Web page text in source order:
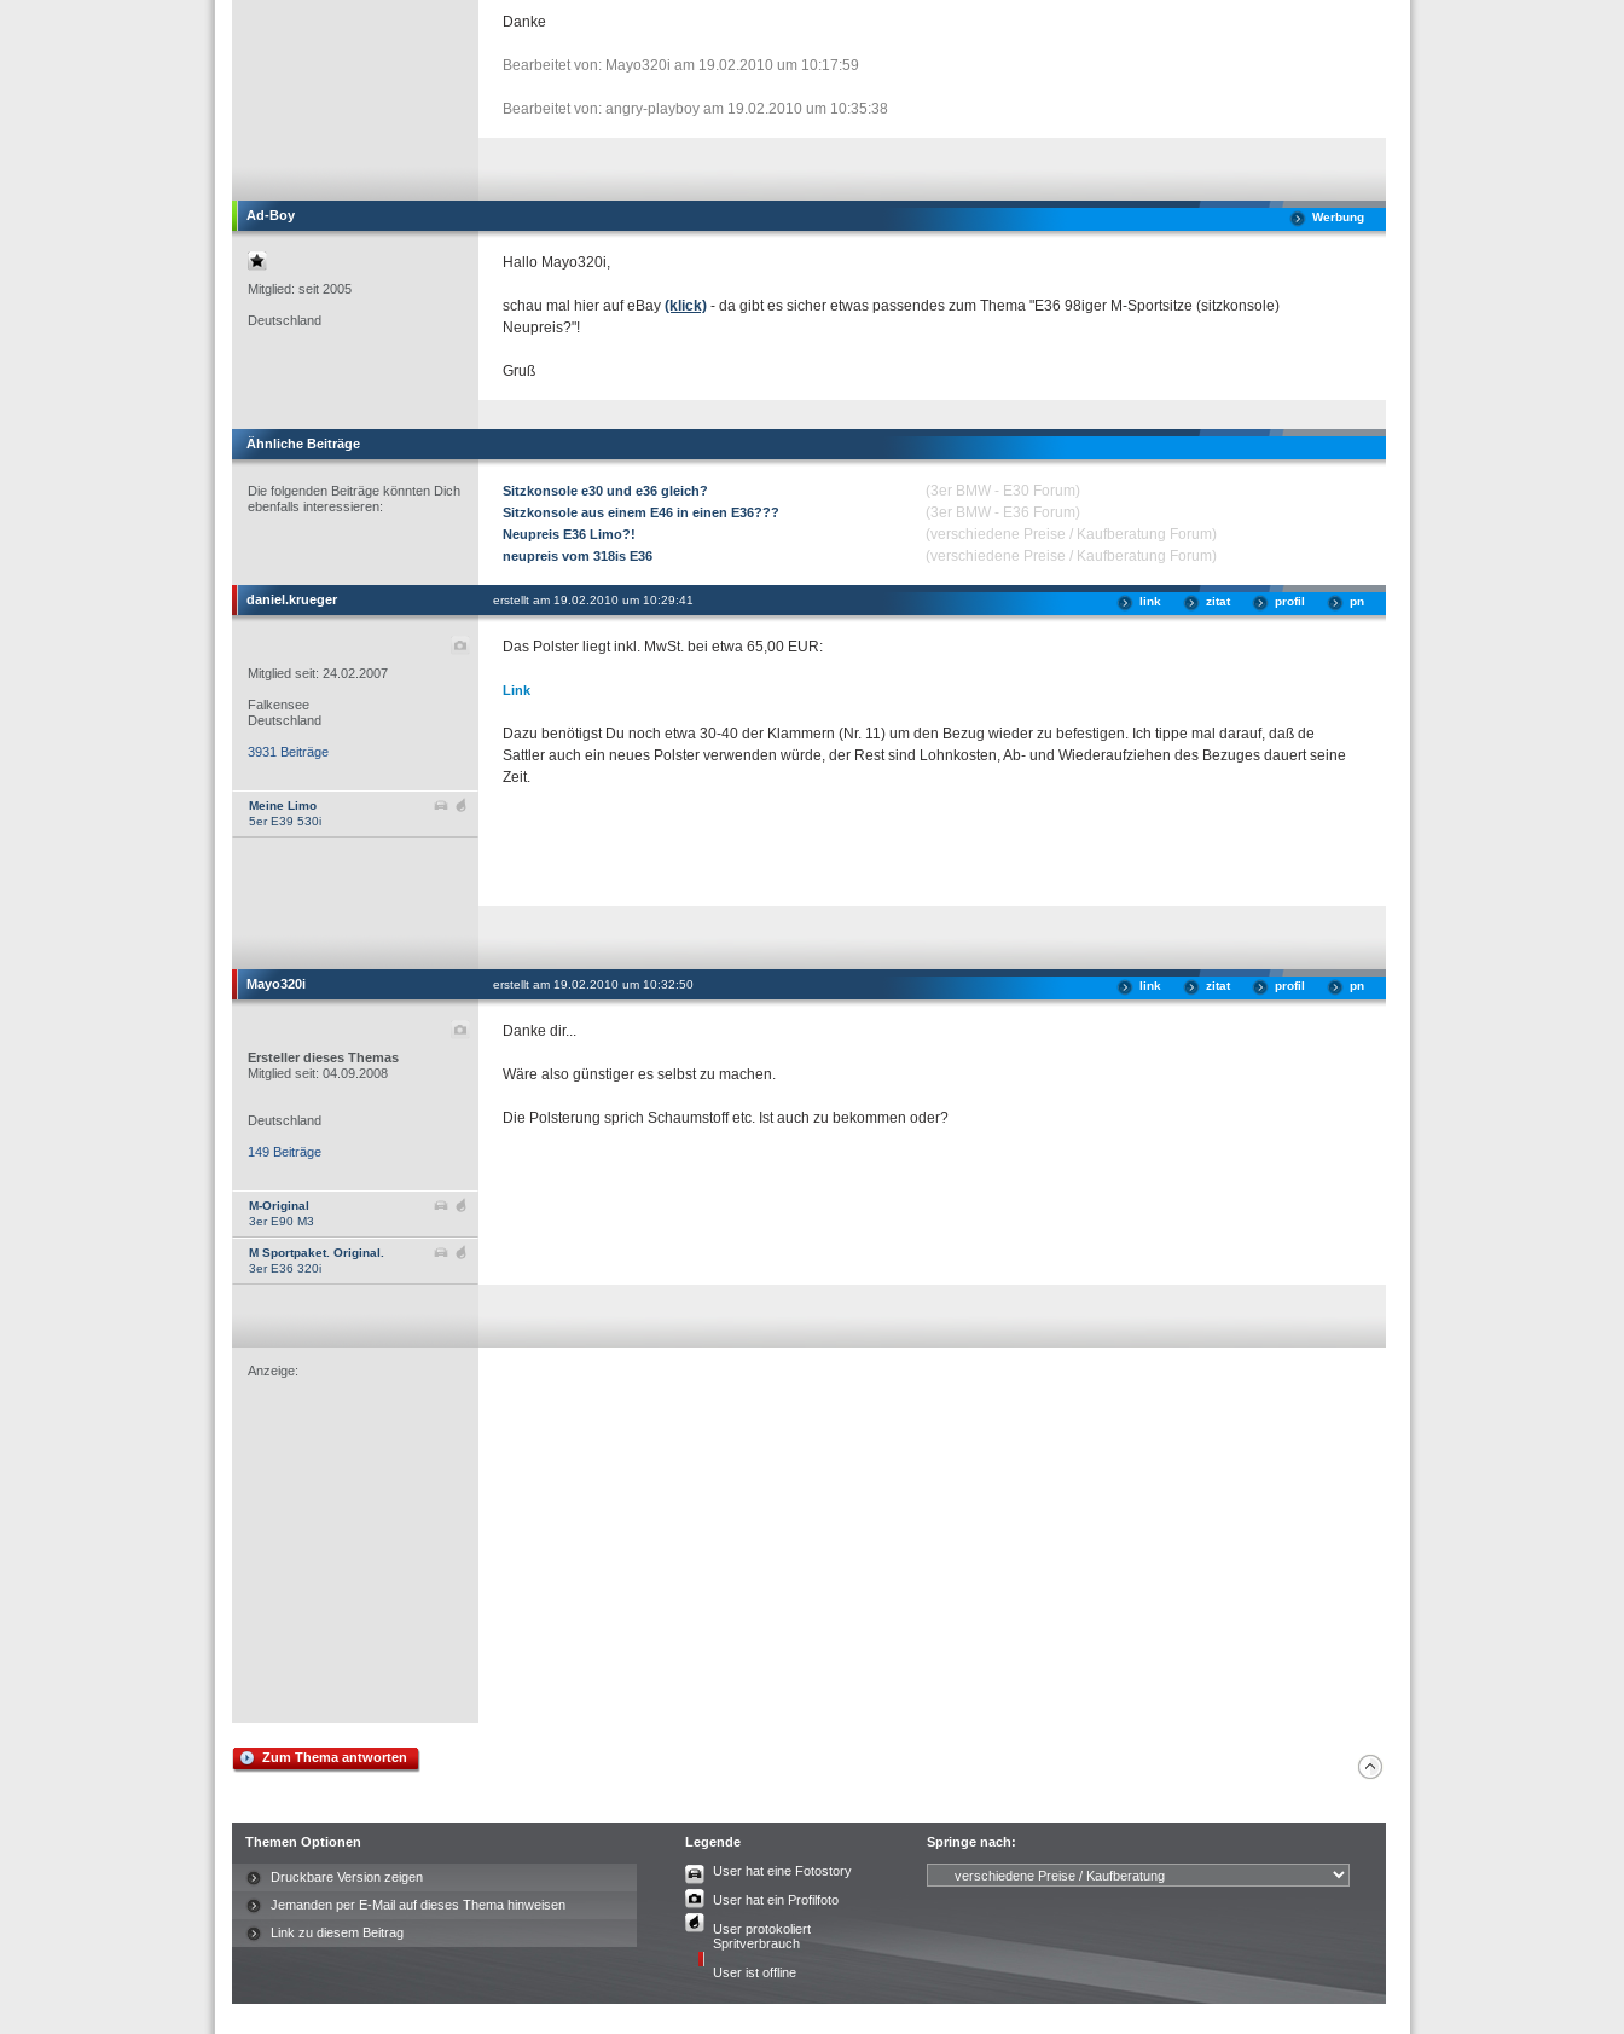
Danke
Bearbeitet von: Mayo320i am 19.02.2010 um 10:17:59
Bearbeitet von: angry-playboy am 19.02.2010 um 10:35:38
Ad-Boy Werbung
Mitglied: seit 2005
Deutschland
Hallo Mayo320i,
schau mal hier auf eBay (klick) - da gibt es sicher etwas passendes zum Thema "E36 98iger M-Sportsitze (sitzkonsole)
Neupreis?"!
Gruß
Ähnliche Beiträge
Die folgenden Beiträge könnten Dich
ebenfalls interessieren:
Sitzkonsole e30 und e36 gleich? (3er BMW - E30 Forum)
Sitzkonsole aus einem E46 in einen E36??? (3er BMW - E36 Forum)
Neupreis E36 Limo?! (verschiedene Preise / Kaufberatung Forum)
neupreis vom 318is E36 (verschiedene Preise / Kaufberatung Forum)
daniel.krueger erstellt am 19.02.2010 um 10:29:41 pn
profil
zitat
link
Mitglied seit: 24.02.2007
Falkensee
Deutschland
3931 Beiträge
Meine Limo
5er E39 530i
Das Polster liegt inkl. MwSt. bei etwa 65,00 EUR:
Link
Dazu benötigst Du noch etwa 30-40 der Klammern (Nr. 11) um den Bezug wieder zu befestigen. Ich tippe mal darauf, daß de
Sattler auch ein neues Polster verwenden würde, der Rest sind Lohnkosten, Ab- und Wiederaufziehen des Bezuges dauert seine
Zeit.
Mayo320i erstellt am 19.02.2010 um 10:32:50 pn
profil
zitat
link
Ersteller dieses Themas
Mitglied seit: 04.09.2008
Deutschland
149 Beiträge
M-Original
3er E90 M3
M Sportpaket. Original.
3er E36 320i
Danke dir...
Wäre also günstiger es selbst zu machen.
Die Polsterung sprich Schaumstoff etc. Ist auch zu bekommen oder?
Anzeige:
Zum Thema antworten
Themen Optionen
Druckbare Version zeigen
Jemanden per E-Mail auf dieses Thema hinweisen
Link zu diesem Beitrag
Legende
User hat eine Fotostory
User hat ein Profilfoto
User protokoliert
Spritverbrauch
User ist offline
Springe nach: